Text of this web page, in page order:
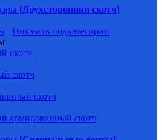
[Двухсторонний скотч]
Показать подкатегории
скотч
скотч
скотч
армированный скотч